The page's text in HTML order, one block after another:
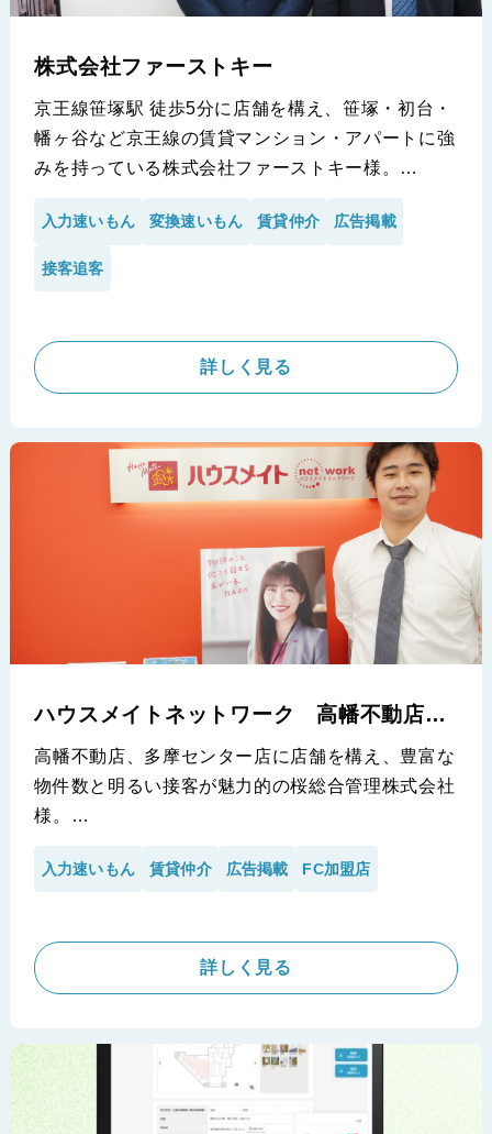
株式会社ファーストキー
京王線笹塚駅 徒歩5分に店舗を構え、笹塚・初台・
幡ヶ谷など京王線の賃貸マンション・アパートに強
みを持っている株式会社ファーストキー様。
を行いました！業界知識も経験も豊富なベテランが
多く、少数精鋭で営業されているなか、
きました。
入力速いもん 変換速いもん 賃貸仲介 広告掲載
接客追客
詳しく見る
ハウスメイトネットワーク 高幡不動店
桜総合管理株式会社
高幡不動店、多摩センター店に店舗を構え、豊富な
物件数と明るい接客が魅力的の桜総合管理株式会社
様。
ューを行いました！iimonの入力速いもんがリリー
ており、時には他の業務の妨げになってしまう場面
もあったという。そんな桜総合管理株式会社様の課
一社であります。
※ハウスメイトネットワーク 高幡不動店 桜総合管理株式会
入力速いもん 賃貸仲介 広告掲載 FC加盟店
詳しく見る